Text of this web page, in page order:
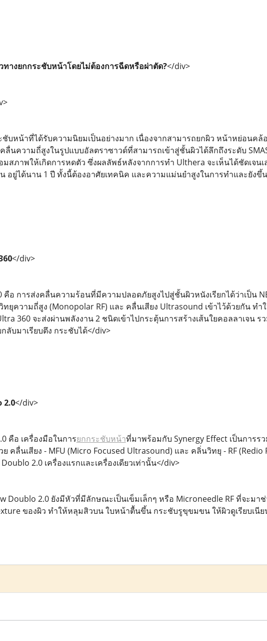
ทางยกกระชับหน้าโดยไม่ต้องการฉีดหรือผ่าตัด?</div>
ชับหน้าที่ได้รับความนิยมเป็นอย่างมาก เนื่องจากสามารถยกผิว หน้าหย่อนค
ลื่นความถี่สูงในรูปแบบอัลตราซาวด์ที่สามารถเข้าสู่ชั้นผิวได้ลึกถึงระดับ
มสภาพให้เกิดการหดตัว ซึ่งผลลัพธ์หลังจากการทำ Ulthera จะเห็นได้ชัดเจน
น อยู่ได้นาน 1 ปี ทั้งนี้ต้องอาศัยเทคนิค และความแม่นยำสูงในการทำและยัง
</div>
คือ การส่งคลื่นความร้อนที่มีความปลอดภัยสูงไปสู่ชั้นผิวหนังเรียกได้ว่าเป็น
ยุความถี่สูง (Monopolar RF) และ คลื่นเสียง Ultrasound เข้าไว้ด้วยกัน ท
360 จะส่งผ่านพลังงาน 2 ชนิดเข้าไปกระตุ้นการสร้างเส้นใยคอลลาเจน
บมาเรียบตึง กระชับได้</div>
2.0</div>
คือ เครื่องมือในการยกกระชับหน้าที่มาพร้อมกับ Synergy Effect เป็นการ
ย คลื่นเสียง - MFU (Micro Focused Ultrasound) และ คลิ่นวิทยุ - RF
2.0 เครื่องแรกและเครื่องเดียวเท่านั้น</div>
Doublo 2.0 ยังมีหัวที่มีลักษณะเป็นเข็มเล็กๆ หรือ Microneedle RF ที่จะมา
ของผิว ทำให้หลุมสิวบน ใบหน้าตื้นขึ้น กระชับรูขุขมขน ให้ผิวดูเรียบเนีย